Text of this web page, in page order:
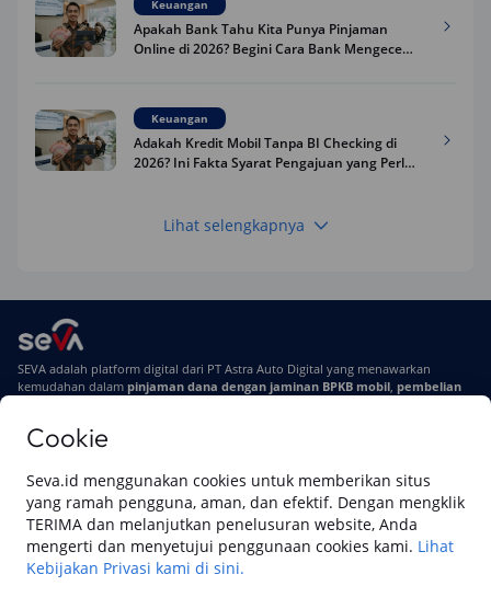
Cookie
Seva.id menggunakan cookies untuk memberikan situs
yang ramah pengguna, aman, dan efektif. Dengan mengklik
TERIMA dan melanjutkan penelusuran website, Anda
mengerti dan menyetujui penggunaan cookies kami. Lihat
Kebijakan Privasi kami di sini.
Keuangan
Apakah Bank Tahu Kita Punya Pinjaman
Online di 2026? Begini Cara Bank Mengecek
Keuangan
Adakah Kredit Mobil Tanpa BI Checking di
2026? Ini Fakta Syarat Pengajuan yang Perlu
Keuangan
Terpercaya
Telat Bayar Pinjol 2 Hari, Apakah Langsung
Masuk BI Checking? Simak Peraturan
Lihat selengkapnya
SEVA adalah platform digital dari PT Astra Auto Digital yang menawarkan
kemudahan dalam pinjaman dana dengan jaminan BPKB mobil, pembelian
Di SEVA, BPKB mobilmu #BisaJadiDuit
Tentang SEVASyarat & Ketentuan
Pemberitahuan Privasi